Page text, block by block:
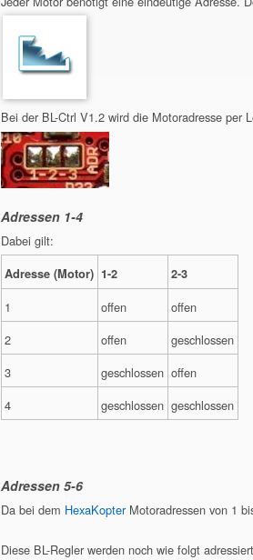
Bei der BL-Ctrl V1.2 wird die Motoradresse per
Adressen 1-4
Dabei gilt:
Adresse (Motor) 1-2 2-3
1 offen
offen
2
offen
geschlossen
3
geschlossen offen
4
geschlossen geschlossen
Adressen 5-6
Da bei dem HexaKopterMotoradressen von 1
Diese BL-Regler werden noch wie folgt